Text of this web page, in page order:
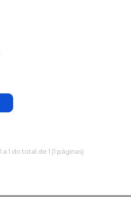
a 1 do total de 1 (1 páginas)